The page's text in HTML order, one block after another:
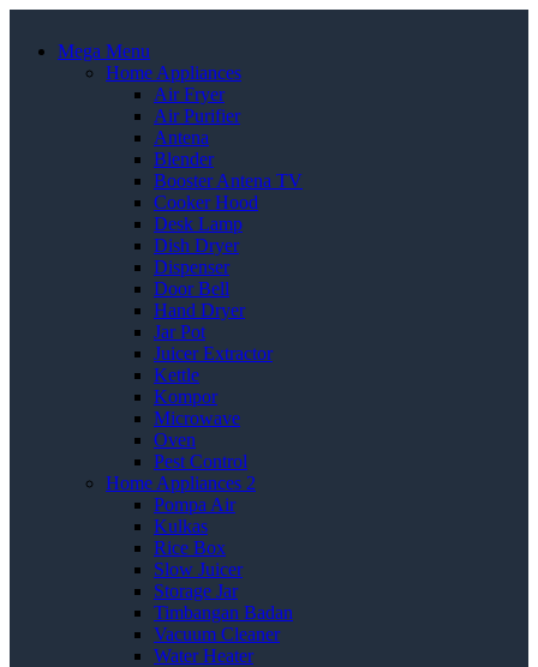
Mega Menu
Home Appliances
Air Fryer
Air Purifier
Antena
Blender
Booster Antena TV
Cooker Hood
Desk Lamp
Dish Dryer
Dispenser
Door Bell
Hand Dryer
Jar Pot
Juicer Extractor
Kettle
Kompor
Microwave
Oven
Pest Control
Home Appliances 2
Pompa Air
Kulkas
Rice Box
Slow Juicer
Storage Jar
Timbangan Badan
Vacuum Cleaner
Water Heater